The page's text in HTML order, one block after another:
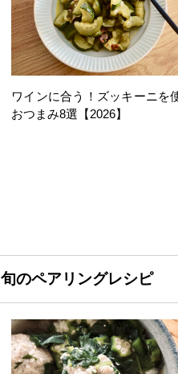
ワインに合う！ズッキーニを
おつまみ8選【2026】
旬のペアリングレシピ